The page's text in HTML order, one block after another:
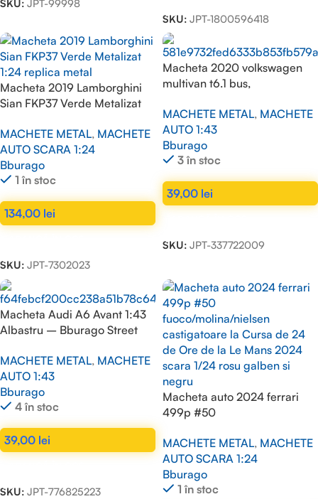
SKU: JPT-99998
SKU: JPT-1800596418
Macheta 2019 Lamborghini
Sian FKP37 Verde Metalizat
MACHETE METAL, MACHETE
AUTO SCARA 1:24
Bburago
1 în stoc
134,00 lei
SKU: JPT-7302023
Macheta 2020 volkswagen
multivan t6.1 bus,
1/43
MACHETE METAL, MACHETE
AUTO 1:43
Bburago
3 în stoc
39,00 lei
SKU: JPT-337722009
Macheta Audi A6 Avant 1:43
Albastru – Bburago Street
MACHETE METAL, MACHETE
AUTO 1:43
Bburago
4 în stoc
39,00 lei
SKU: JPT-776825223
Macheta auto 2024 ferrari
499p #50
castigatoare la Cursa de 24
de Ore de la Le Mans 2024
scara 1/24 rosu galben si
negru
MACHETE METAL, MACHETE
AUTO SCARA 1:24
Bburago
1 în stoc